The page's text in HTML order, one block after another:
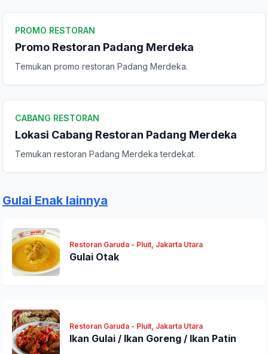
PROMO RESTORAN
Promo Restoran Padang Merdeka
Temukan promo restoran Padang Merdeka.
CABANG RESTORAN
Lokasi Cabang Restoran Padang Merdeka
Temukan restoran Padang Merdeka terdekat.
Gulai Enak lainnya
Restoran Garuda - Pluit, Jakarta Utara
Gulai Otak
Restoran Garuda - Pluit, Jakarta Utara
Ikan Gulai / Ikan Goreng / Ikan Patin
Peringkat Anda